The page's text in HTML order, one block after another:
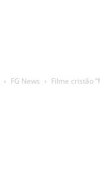
FG News Filme cristão